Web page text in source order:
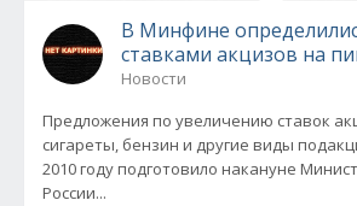
В Минфине
ставками акцизов на
Новости
Предложения по увеличению ставок
сигареты, бензин и другие виды
2010 году подготовило накануне
России...